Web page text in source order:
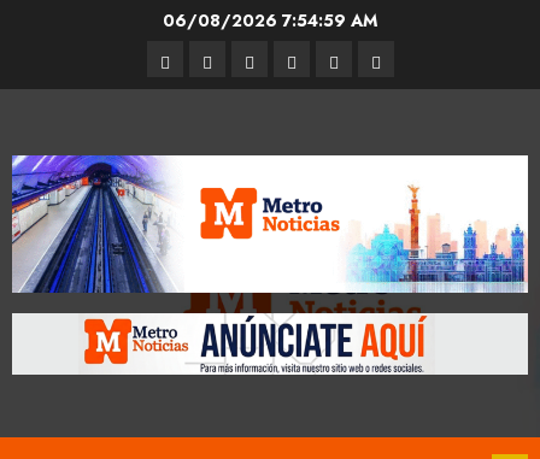
06/08/2026 7:54:59 AM
Entrevistas
Espectáculos
Movilidad
Metro
CDMX
CulturaOpinión